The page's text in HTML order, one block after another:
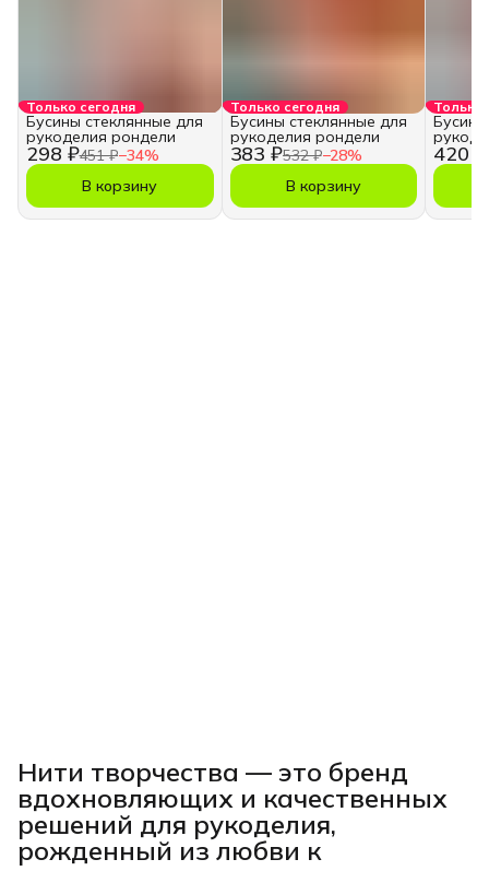
Только сегодня
298 ₽451 ₽−34%
Бусины стеклянные для
рукоделия рондели
В корзину
Только сегодня
383 ₽532 ₽−28%
Бусины стеклянные для
рукоделия рондели
В корзину
Только
420 ₽
Нити творчества — это бренд
вдохновляющих и качественных
решений для рукоделия,
рожденный из любви к